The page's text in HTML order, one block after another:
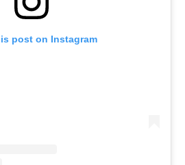
post on Instagram